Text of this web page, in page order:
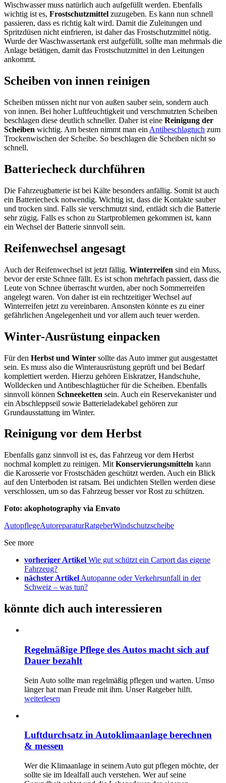
Wischwasser muss natürlich auch aufgefüllt werden. Ebenfalls
wichtig ist es, Frostschutzmittel zuzugeben. Es kann nun schnell
passieren, dass es richtig kalt wird. Damit die Zuleitungen und
Spritzdüsen nicht einfrieren, ist daher das Frostschutzmittel nötig.
Wurde der Waschwassertank erst aufgefüllt, sollte man mehrmals die
Anlage betätigen, damit das Frostschutzmittel in den Leitungen
ankommt.
Scheiben von innen reinigen
Scheiben müssen nicht nur von außen sauber sein, sondern auch
von innen. Bei hoher Luftfeuchtigkeit und verschmutzten Scheiben
beschlagen diese deutlich schneller. Daher ist eine Reinigung der
Scheiben wichtig. Am besten nimmt man ein Antibeschlagtuch zum
Trockenwischen der Scheibe. So beschlagen die Scheiben nicht so
schnell.
Batteriecheck durchführen
Die Fahrzeugbatterie ist bei Kälte besonders anfällig. Somit ist auch
ein Batteriecheck notwendig. Wichtig ist, dass die Kontakte sauber
und trocken sind. Falls sie verschmutzt sind, entlädt sich die Batterie
sehr zügig. Falls es schon zu Startproblemen gekommen ist, kann
ein Wechsel der Batterie sinnvoll sein.
Reifenwechsel angesagt
Auch der Reifenwechsel ist jetzt fällig. Winterreifen sind ein Muss,
bevor der erste Schnee fällt. Es ist schon mehrfach passiert, dass die
Leute von Schnee überrascht wurden, aber noch Sommerreifen
angelegt waren. Von daher ist ein rechtzeitiger Wechsel auf
Winterreifen jetzt zu vereinbaren. Ansonsten könnte es zu einer
gefährlichen Angelegenheit und vor allem auch teuer werden.
Winter-Ausrüstung einpacken
Für den Herbst und Winter sollte das Auto immer gut ausgestattet
sein. Es muss also die Winterausrüstung geprüft und bei Bedarf
komplettiert werden. Hierzu gehören Eiskratzer, Handschuhe,
Wolldecken und Antibeschlagtücher für die Scheiben. Ebenfalls
sinnvoll können Schneeketten sein. Auch ein Reservekanister und
ein Abschleppseil sowie Batterieladekabel gehören zur
Grundausstattung im Winter.
Reinigung vor dem Herbst
Ebenfalls ganz sinnvoll ist es, das Fahrzeug vor dem Herbst
nochmal komplett zu reinigen. Mit Konservierungsmitteln kann
die Karosserie vor Frostschäden geschützt werden. Auch ein Blick
auf den Unterboden ist ratsam. Bei undichten Stellen werden diese
verschlossen, um so das Fahrzeug besser vor Rost zu schützen.
Foto: akophotography via Envato
AutopflegeAutoreparaturRatgeberWindschutzscheibe
See more
vorheriger Artikel Wie gut schützt ein Carport das eigene
Fahrzeug?
nächster Artikel Autopanne oder Verkehrsunfall in der
Schweiz – was tun?
könnte dich auch interessieren
Regelmäßige Pflege des Autos macht sich auf
Dauer bezahlt
Sein Auto sollte man regelmäßig pflegen und warten. Umso
länger hat man Freude mit ihm. Unser Ratgeber hilft.
weiterlesen
Luftdurchsatz in Autoklimaanlage berechnen
& messen
Wer die Klimaanlage in seinem Auto gut pflegen möchte, der
sollte sie im Idealfall auch verstehen. Wer auf seine